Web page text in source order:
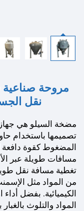
نقل
مضخة السيلو هي
تصميمها باستخدام
المضغوط كقوة دافعة
مسافات طويلة عبر
تغطية مسافة نقل
من المواد مثل
الكيميائية. بفضل
المواد والتلوث